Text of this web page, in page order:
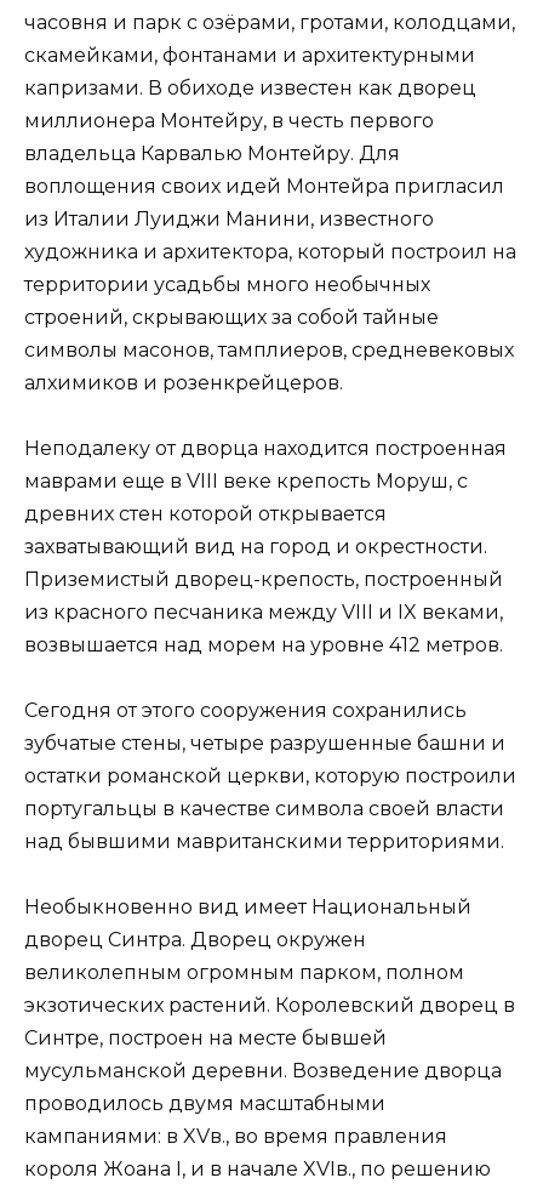
часовня и парк с озёрами, гротами, колодцами,
скамейками, фонтанами и архитектурными
капризами. В обиходе известен как дворец
миллионера Монтейру, в честь первого
владельца Карвалью Монтейру. Для
воплощения своих идей Монтейра пригласил
из Италии Луиджи Манини, известного
художника и архитектора, который построил на
территории усадьбы много необычных
строений, скрывающих за собой тайные
символы масонов, тамплиеров, средневековых
алхимиков и розенкрейцеров.
Неподалеку от дворца находится построенная
маврами еще в VIII веке крепость Моруш, с
древних стен которой открывается
захватывающий вид на город и окрестности.
Приземистый дворец-крепость, построенный
из красного песчаника между VIII и IX веками,
возвышается над морем на уровне 412 метров.
Сегодня от этого сооружения сохранились
зубчатые стены, четыре разрушенные башни и
остатки романской церкви, которую построили
португальцы в качестве символа своей власти
над бывшими мавританскими территориями.
Необыкновенно вид имеет Национальный
дворец Синтра. Дворец окружен
великолепным огромным парком, полном
экзотических растений. Королевский дворец в
Синтре, построен на месте бывшей
мусульманской деревни. Возведение дворца
проводилось двумя масштабными
кампаниями: в XVв., во время правления
короля Жоана I, и в начале XVIв., по решению